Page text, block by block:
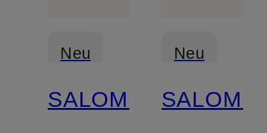
Neu
SALOMON
Neu